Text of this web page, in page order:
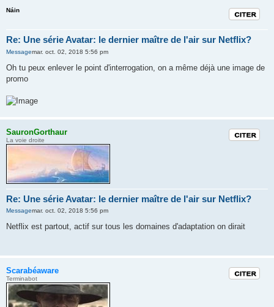
Náin
Re: Une série Avatar: le dernier maître de l'air sur Netflix?
Citation
Messagemar. oct. 02, 2018 5:56 pm
Oh tu peux enlever le point d'interrogation, on a même déjà une image de
promo
SauronGorthaur
La voie droite
Re: Une série Avatar: le dernier maître de l'air sur Netflix?
Citation
Messagemar. oct. 02, 2018 5:56 pm
Netflix est partout, actif sur tous les domaines d'adaptation on dirait
Scarabéaware
Terminabot
Citation